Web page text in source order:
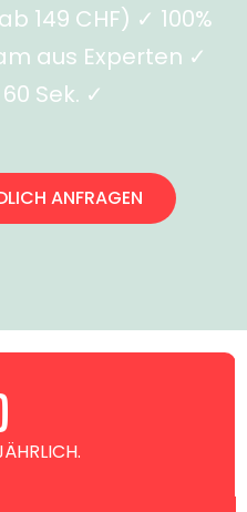
149 CHF) ✓ 100%
aus Experten ✓
Sek. ✓
ANFRAGEN